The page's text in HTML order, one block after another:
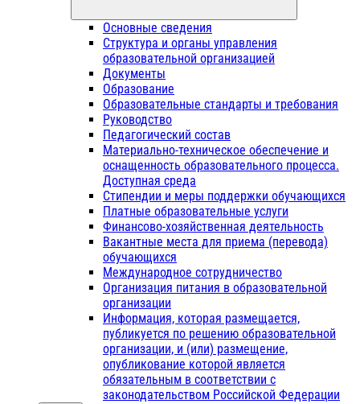
Основные сведения
Структура и органы управления
образовательной организацией
Документы
Образование
Образовательные стандарты и требования
Руководство
Педагогический состав
Материально-техническое обеспечение и
оснащенность образовательного процесса.
Доступная среда
Стипендии и меры поддержки обучающихся
Платные образовательные услуги
Финансово-хозяйственная деятельность
Вакантные места для приема (перевода)
обучающихся
Международное сотрудничество
Организация питания в образовательной
организации
Информация, которая размещается,
публикуется по решению образовательной
организации, и (или) размещение,
опубликование которой является
обязательным в соответствии с
законодательством Российской Федерации